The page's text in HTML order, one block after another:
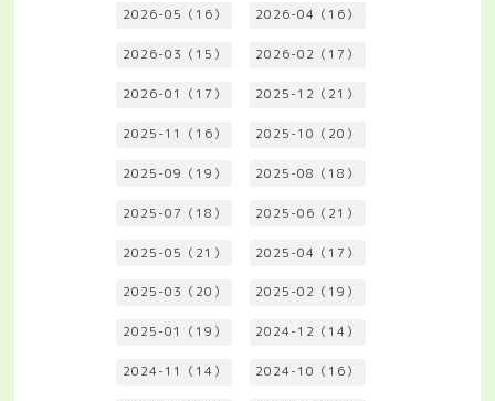
2026-05（16） 2026-04（16）
2026-03（15） 2026-02（17）
2026-01（17） 2025-12（21）
2025-11（16） 2025-10（20）
2025-09（19） 2025-08（18）
2025-07（18） 2025-06（21）
2025-05（21） 2025-04（17）
2025-03（20） 2025-02（19）
2025-01（19） 2024-12（14）
2024-11（14） 2024-10（16）